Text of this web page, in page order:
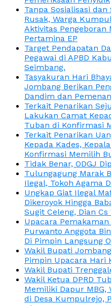
Tanpa Sosialisasi
Rusak, Warga
Aktivitas Pengeboran
Pertamina EP
Target Pendapatan
Pegawai di APBD
Seimbang.
Tasyakuran Hari
Jombang Berikan
Dandim dan
Terkait Penarikan
Lakukan Camat
Tuban di Konfirmasi
Terkait Penarikan
Kepada Kades,
Konfirmasi Memilih
Tidak Benar, ODGJ
Tulungagung Marak
Ilegal, Tokoh Agama
Ungkap Giat Ilegal
Dikeroyok Hingga
Sugit Celeng, Dian
Upacara
Purwanto Anggota
Di Pimpin Langsung
Wakil Bupati
Pimpin Upacara Hari
Wakil Bupati
Wakil Ketua DPRD
Memiliki Dapur
di Desa Kumpulrejo,